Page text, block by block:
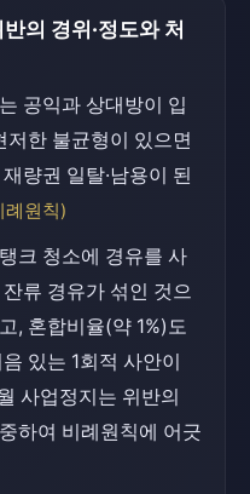
의 경위·정도와 처
공익과 상대방이 입
저한 불균형이 있으면
량권 일탈·남용이 된
례원칙)
크 청소에 경유를 사
류 경유가 섞인 것으
, 혼합비율(약 1%)도
있는 1회적 사안이
사업정지는 위반의
하여 비례원칙에 어긋